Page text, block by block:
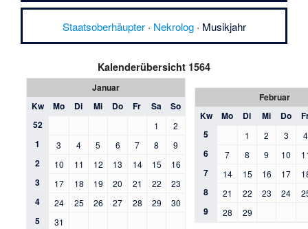
Staatsoberhäupter· Nekrolog· Musikjahr
Kalenderübersicht 1564
Januar
Kw
Mo Di Mi Do Fr Sa
So
52
1 2
1 3 4 5 6 7 8 9
2 10 11 12 13 14 15 16
3 17 18 19 20 21 22 23
4 24 25 26 27 28 29 30
5 31
Februar
Kw
Mo Di Mi Do
5
1 2 3 4
6 7 8 9 10
7 14 15 16 17
8 21 22 23 24
9 28 29